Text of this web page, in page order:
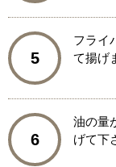
5
フライ
て揚げ
6
油の量
げて下